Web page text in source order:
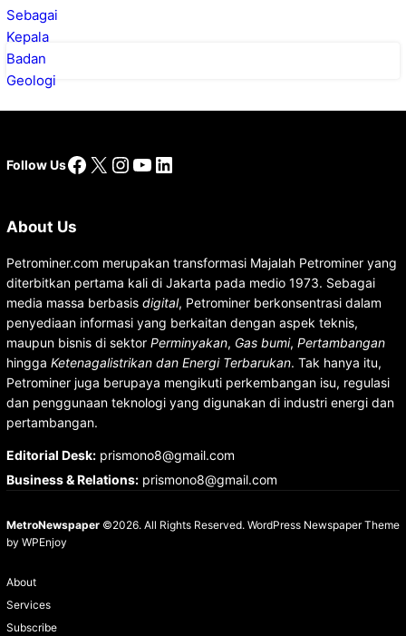
Follow UsFacebook
X Instagram
YouTube
LinkedIn
About Us
Petrominer.com merupakan transformasi Majalah Petrominer yang
diterbitkan pertama kali di Jakarta pada medio 1973. Sebagai
media massa berbasis digital, Petrominer berkonsentrasi dalam
penyediaan informasi yang berkaitan dengan aspek teknis,
maupun bisnis di sektor Perminyakan, Gas bumi, Pertambangan
hingga Ketenagalistrikan dan Energi Terbarukan. Tak hanya itu,
Petrominer juga berupaya mengikuti perkembangan isu, regulasi
dan penggunaan teknologi yang digunakan di industri energi dan
pertambangan.
Editorial Desk:prismono8@gmail.com
Business & Relations:prismono8@gmail.com
MetroNewspaper©2026. All Rights Reserved. WordPress Newspaper Theme
by WPEnjoy
About
Services
Subscribe